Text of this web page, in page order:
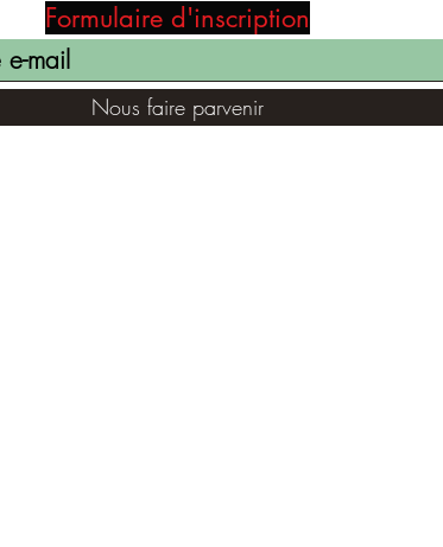
Formulaire d'inscription
Nous faire parvenir